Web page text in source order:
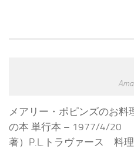
メアリー・ポピンズのお
の本 単行本 – 1977/4/20
著）P.L.トラヴァース 料